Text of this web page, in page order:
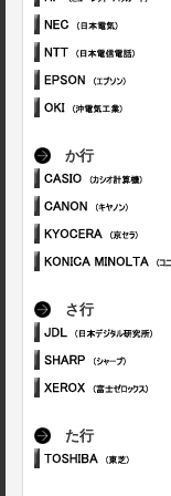
か行
さ行
た行